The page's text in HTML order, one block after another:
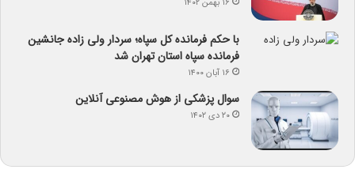
۱۶ بهمن ۱۴۰۲
با حکم فرمانده کل سپاه؛ سردار ولی زاده جانشین
فرمانده سپاه استان تهران شد
۱۶ آبان ۱۴۰۰
سوال پزشکی از هوش مصنوعی آنلاین
۲۰ دی ۱۴۰۲